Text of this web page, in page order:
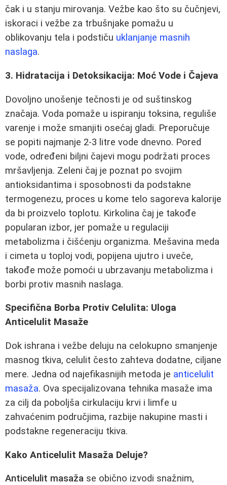
čak i u stanju mirovanja. Vežbe kao što su čučnjevi,
iskoraci i vežbe za trbušnjake pomažu u
oblikovanju tela i podstiču uklanjanje masnih
naslaga.
3. Hidratacija i Detoksikacija: Moć Vode i Čajeva
Dovoljno unošenje tečnosti je od suštinskog
značaja. Voda pomaže u ispiranju toksina, reguliše
varenje i može smanjiti osećaj gladi. Preporučuje
se popiti najmanje 2-3 litre vode dnevno. Pored
vode, određeni biljni čajevi mogu podržati proces
mršavljenja. Zeleni čaj je poznat po svojim
antioksidantima i sposobnosti da podstakne
termogenezu, proces u kome telo sagoreva kalorije
da bi proizvelo toplotu. Kirkolina čaj je takođe
popularan izbor, jer pomaže u regulaciji
metabolizma i čišćenju organizma. Mešavina meda
i cimeta u toploj vodi, popijena ujutro i uveče,
takođe može pomoći u ubrzavanju metabolizma i
borbi protiv masnih naslaga.
Specifična Borba Protiv Celulita: Uloga
Anticelulit Masaže
Dok ishrana i vežbe deluju na celokupno smanjenje
masnog tkiva, celulit često zahteva dodatne, ciljane
mere. Jedna od najefikasnijih metoda je anticelulit
masaža. Ova specijalizovana tehnika masaže ima
za cilj da poboljša cirkulaciju krvi i limfe u
zahvaćenim područjima, razbije nakupine masti i
podstakne regeneraciju tkiva.
Kako Anticelulit Masaža Deluje?
Anticelulit masaža se obično izvodi snažnim,